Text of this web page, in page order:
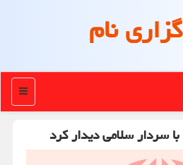
نام
منو
سردار سلامی دیدار کرد